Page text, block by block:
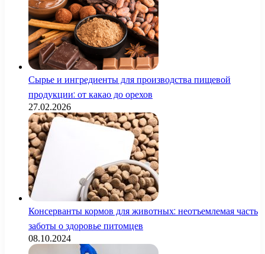
Сырье и ингредиенты для производства пищевой
продукции: от какао до орехов
27.02.2026
Консерванты кормов для животных: неотъемлемая часть
заботы о здоровье питомцев
08.10.2024